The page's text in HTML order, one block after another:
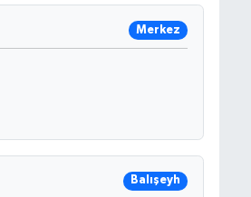
Merkez
Balışeyh